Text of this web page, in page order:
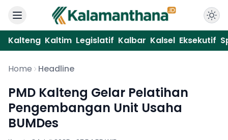
Kalteng Kaltim Legislatif Kalbar Kalsel Eksekutif
Home Headline
PMD Kalteng Gelar Pelatihan
Pengembangan Unit Usaha
BUMDes